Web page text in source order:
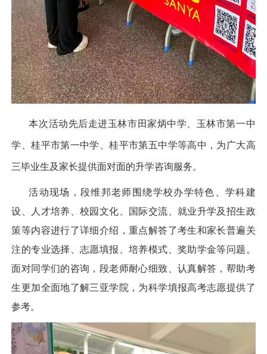
本次活动先后走进玉林市田家炳中学、玉林市第一中
学、桂平市第一中学、桂平市第五中学等高中，为广大高
三毕业生及家长提供面对面的升学咨询服务。
活动现场，段维邦老师围绕学校办学特色、学科建
设、人才培养、校园文化、国际交流、就业升学及招生政
策等内容进行了详细介绍，重点解答了考生和家长普遍关
注的专业选择、志愿填报、培养模式、奖助学金等问题。
面对同学们的咨询，段老师耐心细致、认真解答，帮助考
生更加全面地了解三亚学院，为科学填报高考志愿提供了
参考。